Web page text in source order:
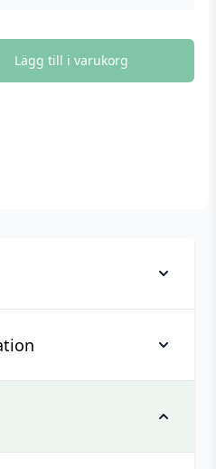
Lägg till i varukorg
× 55 × 145 mm
än.
”3D Led
1”